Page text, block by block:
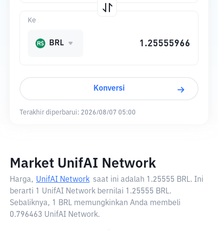
Ke
BRL
Konversi
Terakhir diperbarui: 2026/08/07 05:00
Market UnifAI Network
Harga, UnifAI Network saat ini adalah 1.25555 BRL. Ini
berarti 1 UnifAI Network bernilai 1.25555 BRL.
Sebaliknya, 1 BRL memungkinkan Anda membeli
0.796463 UnifAI Network.